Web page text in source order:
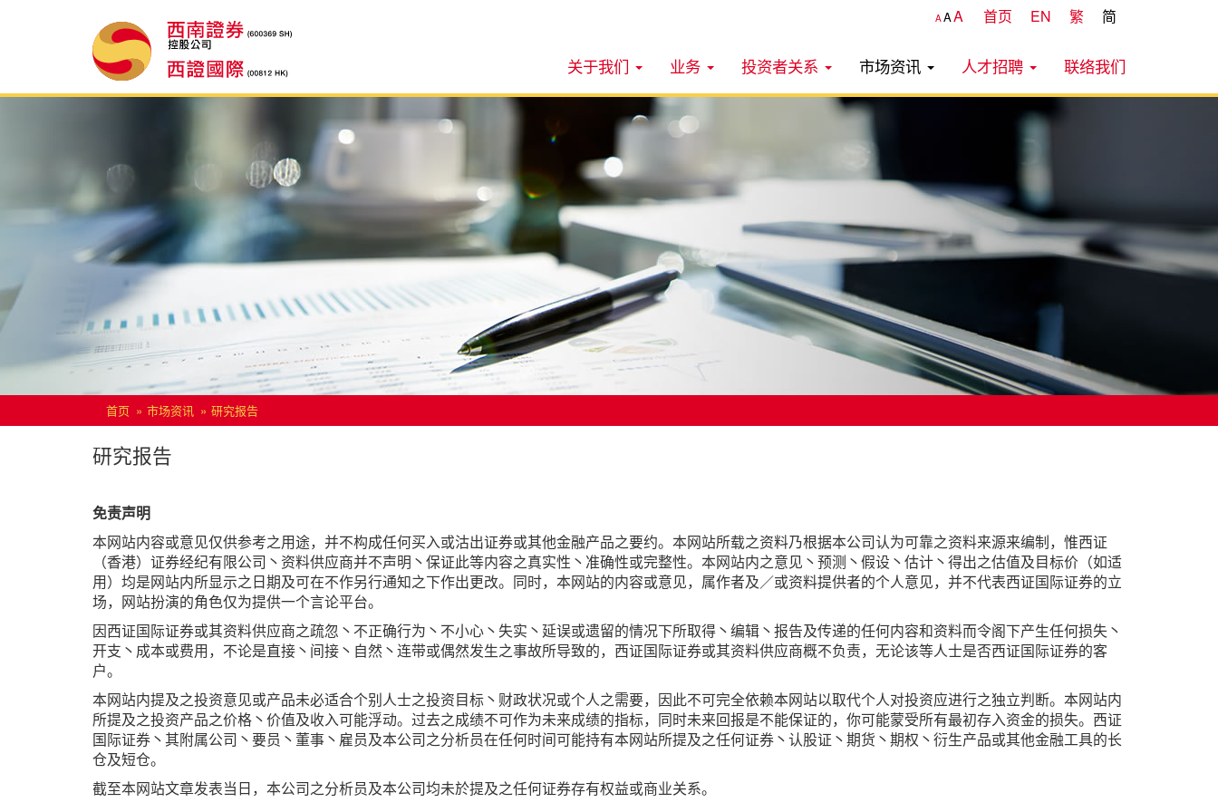
AAA 首页 EN 繁 简
关于我们 业务 投资者关系 市场资讯 人才招聘 联络我们
首页 市场资讯 研究报告
研究报告
免责声明
本网站内容或意见仅供参考之用途，并不构成任何买入或沽出证券或其他金融产品之要约。本网站所载之资料乃根据本公司认为可靠之资料来源来编制，惟西证
（香港）证券经纪有限公司丶资料供应商并不声明丶保证此等内容之真实性丶准确性或完整性。本网站内之意见丶预测丶假设丶估计丶得出之估值及目标价（如适
用）均是网站内所显示之日期及可在不作另行通知之下作出更改。同时，本网站的内容或意见，属作者及／或资料提供者的个人意见，并不代表西证国际证券的立
场，网站扮演的角色仅为提供一个言论平台。
因西证国际证券或其资料供应商之疏忽丶不正确行为丶不小心丶失实丶延误或遗留的情况下所取得丶编辑丶报告及传递的任何内容和资料而令阁下产生任何损失丶
开支丶成本或费用，不论是直接丶间接丶自然丶连带或偶然发生之事故所导致的，西证国际证券或其资料供应商概不负责，无论该等人士是否西证国际证券的客
户。
本网站内提及之投资意见或产品未必适合个别人士之投资目标丶财政状况或个人之需要，因此不可完全依赖本网站以取代个人对投资应进行之独立判断。本网站内
所提及之投资产品之价格丶价值及收入可能浮动。过去之成绩不可作为未来成绩的指标，同时未来回报是不能保证的，你可能蒙受所有最初存入资金的损失。西证
国际证券丶其附属公司丶要员丶董事丶雇员及本公司之分析员在任何时间可能持有本网站所提及之任何证券丶认股证丶期货丶期权丶衍生产品或其他金融工具的长
仓及短仓。
截至本网站文章发表当日，本公司之分析员及本公司均未於提及之任何证券存有权益或商业关系。